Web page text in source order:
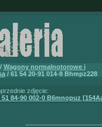
Wagony normalnotorowe i
/ 61 54 20-91 014-8 Bhmpz228
zdjęcie:
51 84-90 002-0 B6mnopuz